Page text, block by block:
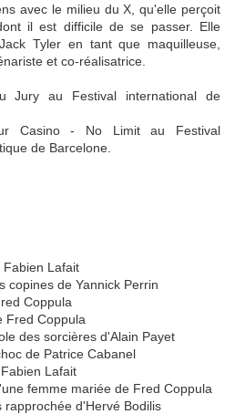
avec le milieu du X, qu'elle perçoit
il est difficile de se passer. Elle
Tyler en tant que maquilleuse,
et co-réalisatrice.
Jury au Festival international de
Casino - No Limit au Festival
de Barcelone.
Fabien Lafait
copines de Yannick Perrin
Coppula
Fred Coppula
des sorcières d'Alain Payet
de Patrice Cabanel
Lafait
femme mariée de Fred Coppula
rapprochée d'Hervé Bodilis